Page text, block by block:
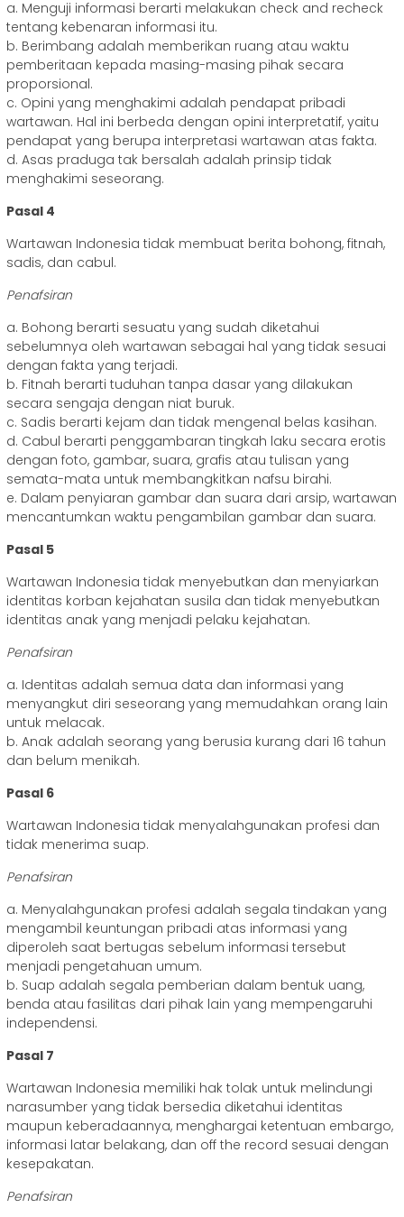
a. Menguji informasi berarti melakukan check and recheck
tentang kebenaran informasi itu.
b. Berimbang adalah memberikan ruang atau waktu
pemberitaan kepada masing-masing pihak secara
proporsional.
c. Opini yang menghakimi adalah pendapat pribadi
wartawan. Hal ini berbeda dengan opini interpretatif, yaitu
pendapat yang berupa interpretasi wartawan atas fakta.
d. Asas praduga tak bersalah adalah prinsip tidak
menghakimi seseorang.
Pasal 4
Wartawan Indonesia tidak membuat berita bohong, fitnah,
sadis, dan cabul.
Penafsiran
a. Bohong berarti sesuatu yang sudah diketahui
sebelumnya oleh wartawan sebagai hal yang tidak sesuai
dengan fakta yang terjadi.
b. Fitnah berarti tuduhan tanpa dasar yang dilakukan
secara sengaja dengan niat buruk.
c. Sadis berarti kejam dan tidak mengenal belas kasihan.
d. Cabul berarti penggambaran tingkah laku secara erotis
dengan foto, gambar, suara, grafis atau tulisan yang
semata-mata untuk membangkitkan nafsu birahi.
e. Dalam penyiaran gambar dan suara dari arsip, wartawan
mencantumkan waktu pengambilan gambar dan suara.
Pasal 5
Wartawan Indonesia tidak menyebutkan dan menyiarkan
identitas korban kejahatan susila dan tidak menyebutkan
identitas anak yang menjadi pelaku kejahatan.
Penafsiran
a. Identitas adalah semua data dan informasi yang
menyangkut diri seseorang yang memudahkan orang lain
untuk melacak.
b. Anak adalah seorang yang berusia kurang dari 16 tahun
dan belum menikah.
Pasal 6
Wartawan Indonesia tidak menyalahgunakan profesi dan
tidak menerima suap.
Penafsiran
a. Menyalahgunakan profesi adalah segala tindakan yang
mengambil keuntungan pribadi atas informasi yang
diperoleh saat bertugas sebelum informasi tersebut
menjadi pengetahuan umum.
b. Suap adalah segala pemberian dalam bentuk uang,
benda atau fasilitas dari pihak lain yang mempengaruhi
independensi.
Pasal 7
Wartawan Indonesia memiliki hak tolak untuk melindungi
narasumber yang tidak bersedia diketahui identitas
maupun keberadaannya, menghargai ketentuan embargo,
informasi latar belakang, dan off the record sesuai dengan
kesepakatan.
Penafsiran